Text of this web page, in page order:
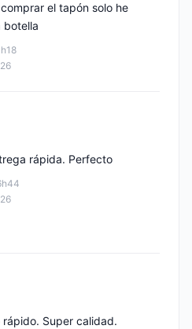
el tapón solo he
botella
rápida. Perfecto
rápido. Super calidad.